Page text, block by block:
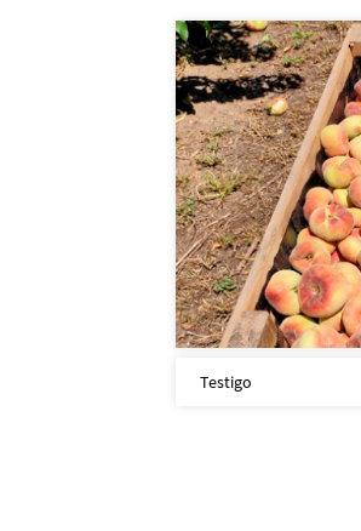
Testigo